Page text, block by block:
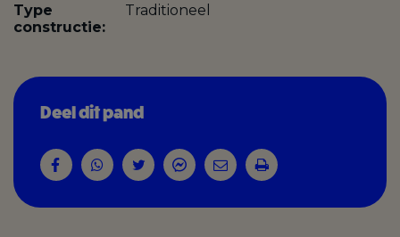
Type
constructie:
Traditioneel
Deel dit pand